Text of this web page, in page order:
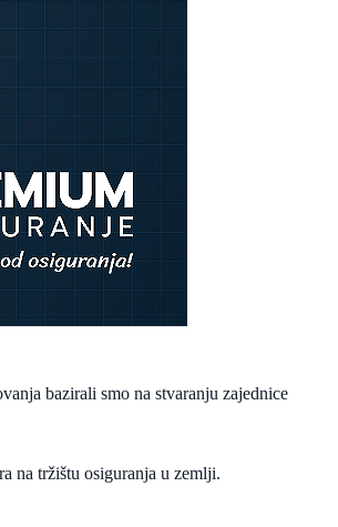
bazirali smo na stvaranju zajednice
na tržištu osiguranja u zemlji.